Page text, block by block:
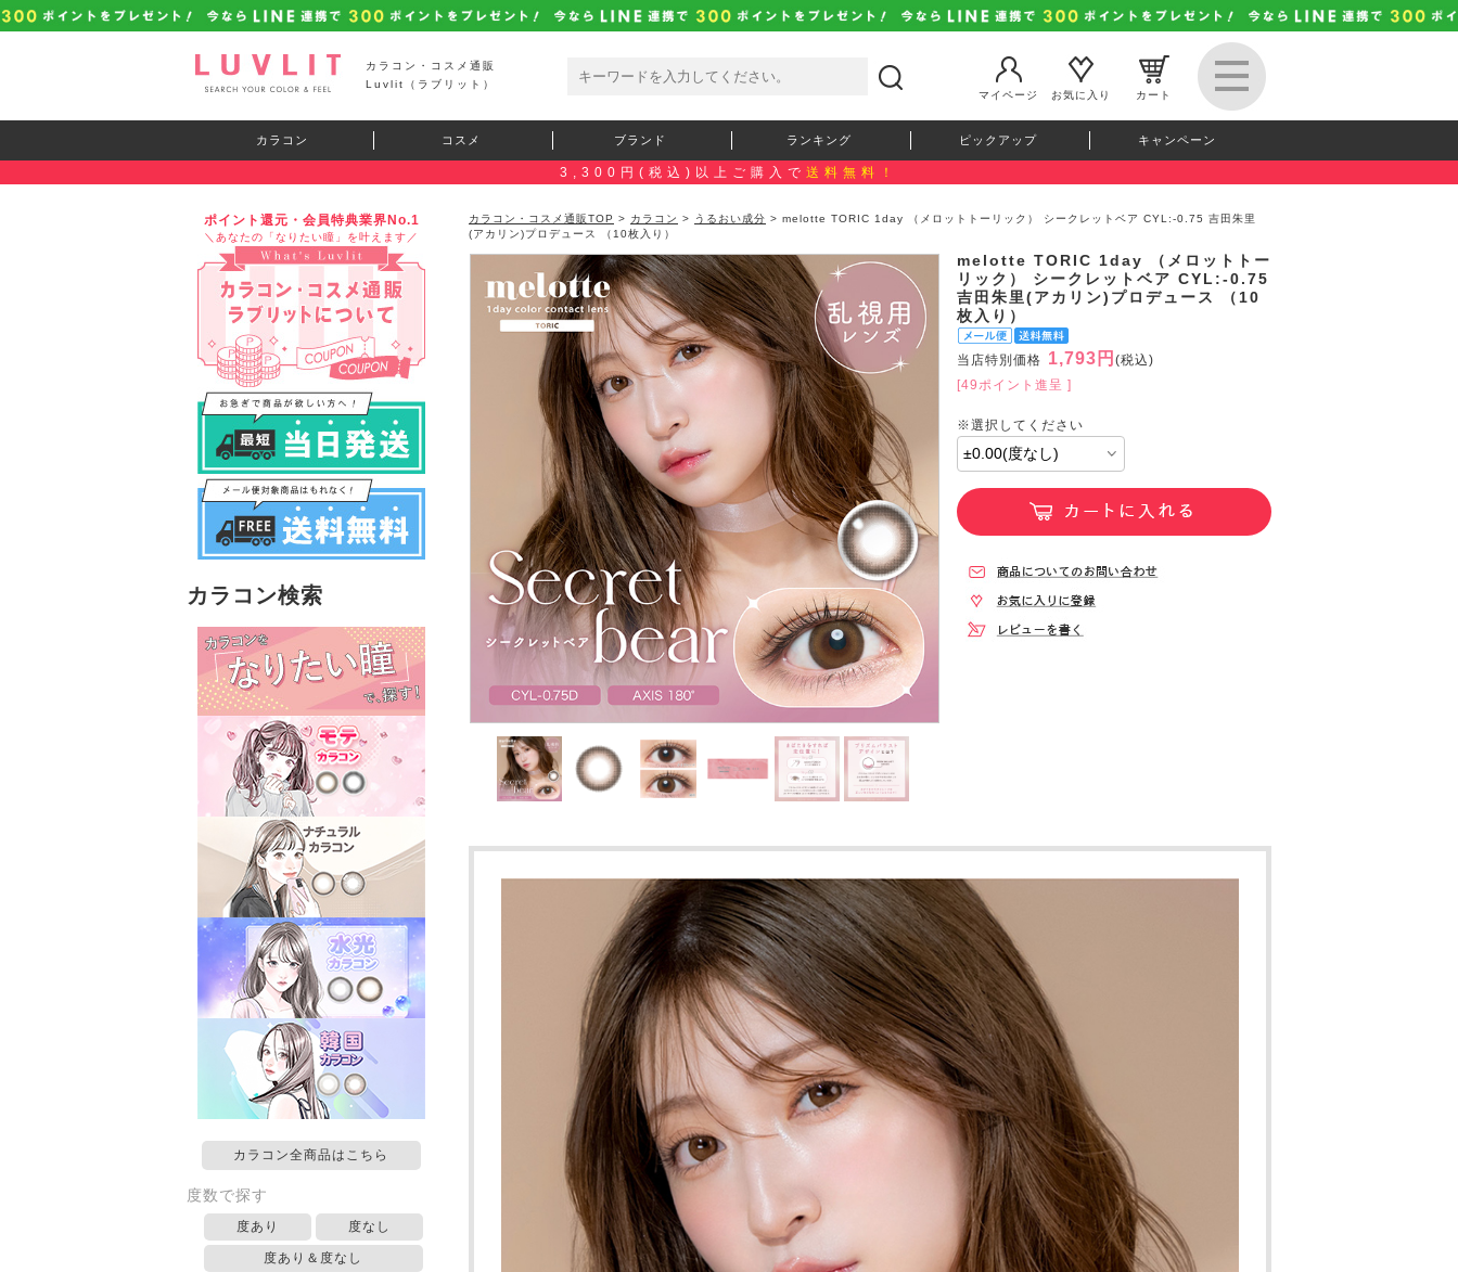
カラコン・コスメ通販
Luvlit（ラブリット）
マイページ
お気に入り カート
カラコン コスメ ブランド ランキング ピックアップ キャンペーン
3,300円(税込)以上ご購入で 送料無料！
ポイント還元・会員特典業界No.1
＼あなたの「なりたい瞳」を叶えます／
カラコン検索
カラコン全商品はこちら
度数で探す
度あり 度なし
度あり＆度なし
カラコン・コスメ通販TOP > カラコン > うるおい成分 > melotte TORIC 1day （メロットトーリック） シークレットベア CYL:-0.75 吉田朱里
(アカリン)プロデュース （10枚入り）
melotte TORIC 1day （メロットトー
リック） シークレットベア CYL:-0.75
吉田朱里(アカリン)プロデュース （10
枚入り）
当店特別価格 1,793円 (税込)
[49ポイント進呈 ]